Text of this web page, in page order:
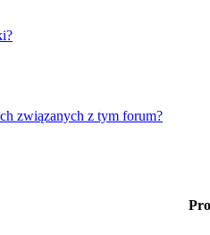
związanych z tym forum?